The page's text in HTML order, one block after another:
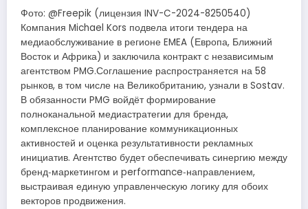
Фото: @Freepik (лицензия INV-C-2024-8250540)
Компания Michael Kors подвела итоги тендера на
медиаобслуживание в регионе EMEA (Европа, Ближний
Восток и Африка) и заключила контракт с независимым
агентством PMG.Соглашение распространяется на 58
рынков, в том числе на Великобританию, узнали в Sostav.
В обязанности PMG войдёт формирование
полноканальной медиастратегии для бренда,
комплексное планирование коммуникационных
активностей и оценка результативности рекламных
инициатив. Агентство будет обеспечивать синергию между
бренд‑маркетингом и performance‑направлением,
выстраивая единую управленческую логику для обоих
векторов продвижения.